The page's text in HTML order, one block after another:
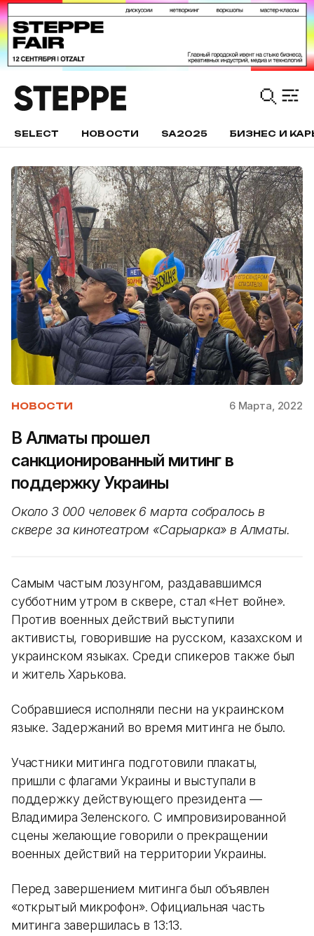
SELECT НОВОСТИ SA2025 БИЗНЕС И
НОВОСТИ 6 Марта, 2022
В Алматы прошел
санкционированный митинг в
поддержку Украины
Около 3 000 человек 6 марта собралось в
сквере за кинотеатром «Сарыарка» в Алматы.
Самым частым лозунгом, раздававшимся
субботним утром в сквере, стал «Нет войне».
Против военных действий выступили
активисты, говорившие на русском, казахском и
украинском языках. Среди спикеров также был
и житель Харькова.
Собравшиеся исполняли песни на украинском
языке. Задержаний во время митинга не было.
Участники митинга подготовили плакаты,
пришли с флагами Украины и выступали в
поддержку действующего президента —
Владимира Зеленского. С импровизированной
сцены желающие говорили о прекращении
военных действий на территории Украины.
Перед завершением митинга был объявлен
«открытый микрофон». Официальная часть
митинга завершилась в 13:13.